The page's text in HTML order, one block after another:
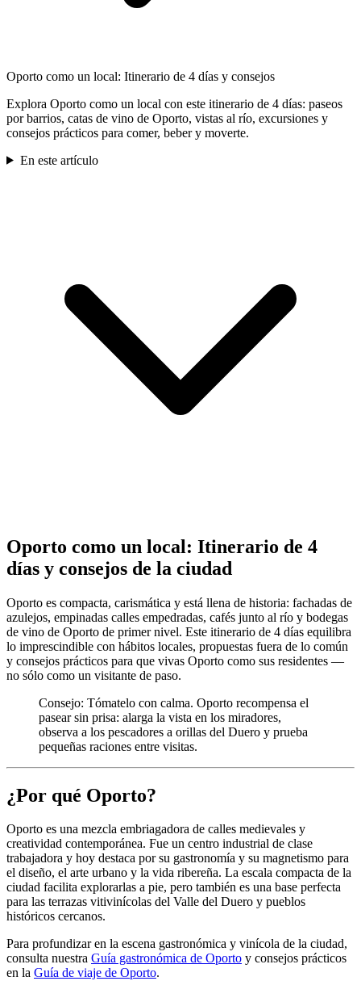
Oporto como un local: Itinerario de 4 días y consejos
Explora Oporto como un local con este itinerario de 4 días: paseos
por barrios, catas de vino de Oporto, vistas al río, excursiones y
consejos prácticos para comer, beber y moverte.
En este artículo
Oporto como un local: Itinerario de 4
días y consejos de la ciudad
Oporto es compacta, carismática y está llena de historia: fachadas de
azulejos, empinadas calles empedradas, cafés junto al río y bodegas
de vino de Oporto de primer nivel. Este itinerario de 4 días equilibra
lo imprescindible con hábitos locales, propuestas fuera de lo común
y consejos prácticos para que vivas Oporto como sus residentes —
no sólo como un visitante de paso.
Consejo: Tómatelo con calma. Oporto recompensa el
pasear sin prisa: alarga la vista en los miradores,
observa a los pescadores a orillas del Duero y prueba
pequeñas raciones entre visitas.
¿Por qué Oporto?
Oporto es una mezcla embriagadora de calles medievales y
creatividad contemporánea. Fue un centro industrial de clase
trabajadora y hoy destaca por su gastronomía y su magnetismo para
el diseño, el arte urbano y la vida ribereña. La escala compacta de la
ciudad facilita explorarlas a pie, pero también es una base perfecta
para las terrazas vitivinícolas del Valle del Duero y pueblos
históricos cercanos.
Para profundizar en la escena gastronómica y vinícola de la ciudad,
consulta nuestra Guía gastronómica de Oporto y consejos prácticos
en la Guía de viaje de Oporto.